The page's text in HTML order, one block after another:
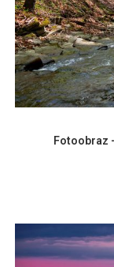
Fotoobraz